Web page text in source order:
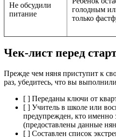
Не обсудили
питание
голодным
только
Чек-лист перед
Прежде чем няня приступит к
раз, убедитесь, что вы
[ ] Переданы ключи от
[ ] Учитель в школе или
предупрежден, кто именно
(предоставлены данные
[ ] Составлен список